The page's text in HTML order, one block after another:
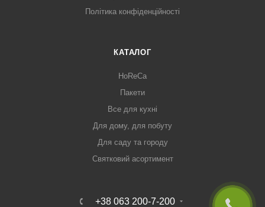
Політика конфіденційності
КАТАЛОГ
HoReCa
Пакети
Все для кухні
Для дому, для побуту
Для саду та городу
Святковий асортимент
+38 063 200-7-200